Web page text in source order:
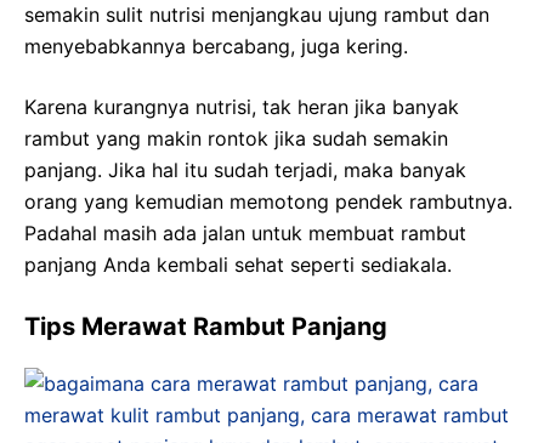
semakin sulit nutrisi menjangkau ujung rambut dan
menyebabkannya bercabang, juga kering.
Karena kurangnya nutrisi, tak heran jika banyak
rambut yang makin rontok jika sudah semakin
panjang. Jika hal itu sudah terjadi, maka banyak
orang yang kemudian memotong pendek rambutnya.
Padahal masih ada jalan untuk membuat rambut
panjang Anda kembali sehat seperti sediakala.
Tips Merawat Rambut Panjang